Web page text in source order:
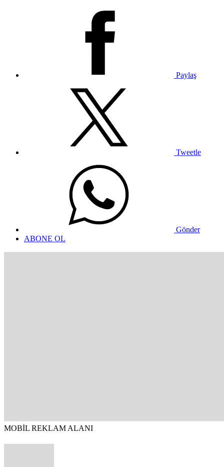
Paylaş
Tweetle
Gönder
ABONE OL
MOBİL REKLAM ALANI